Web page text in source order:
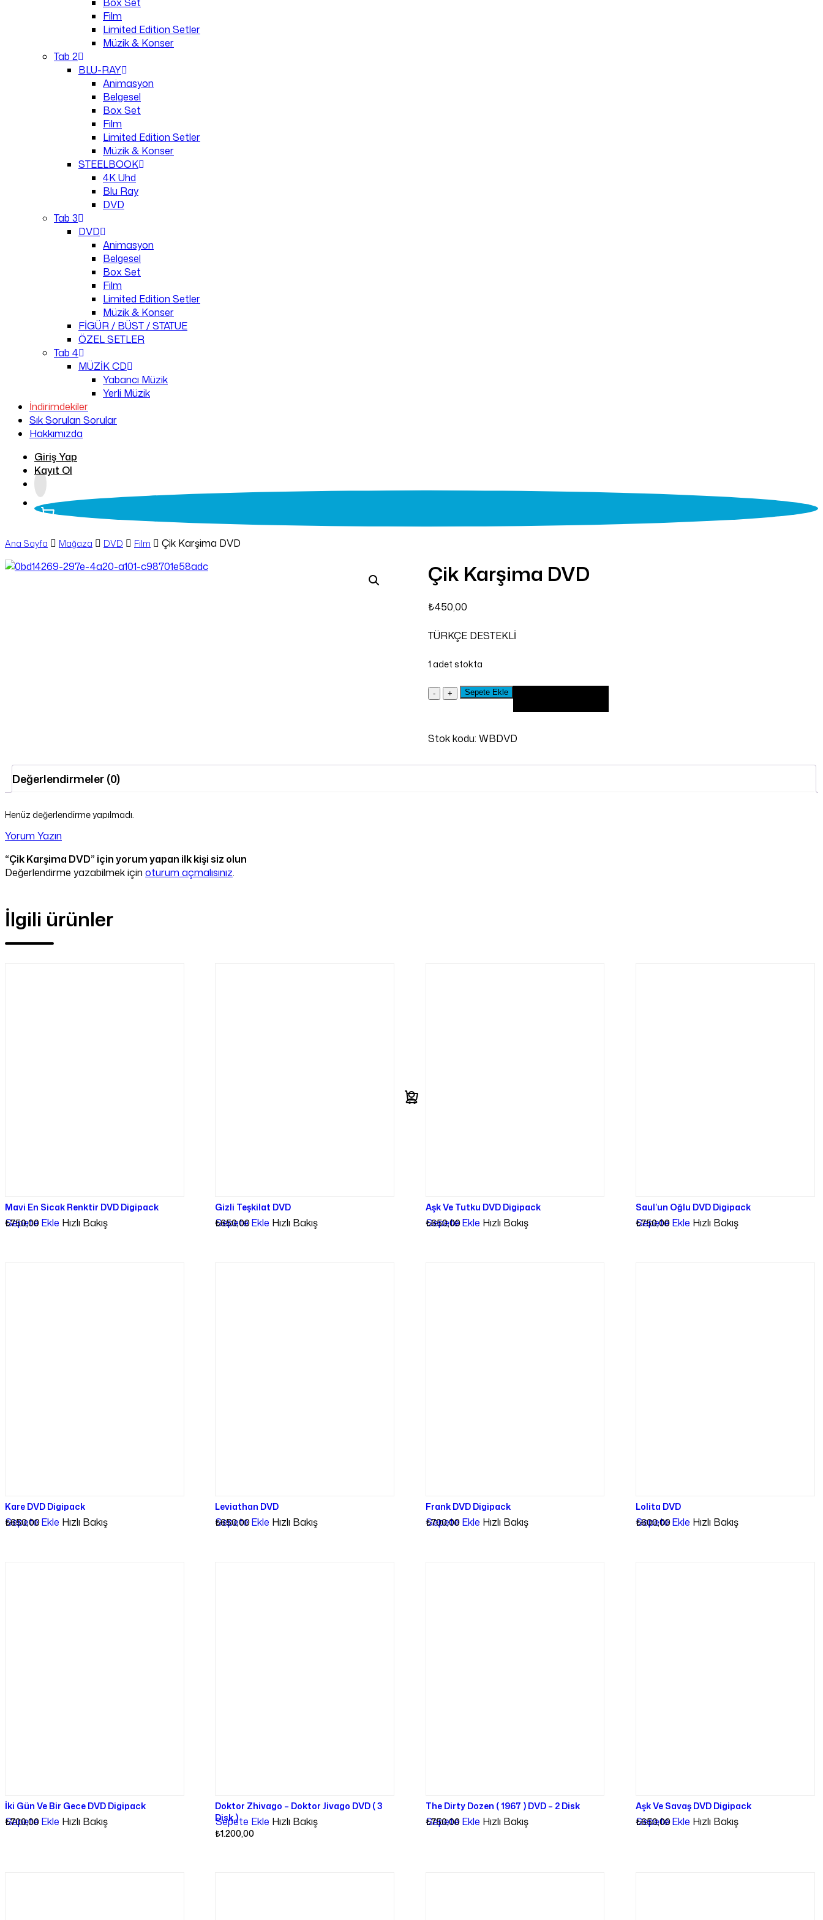
Film
Limited Edition Setler
Müzik & Konser
Tab 2
BLU-RAY
Animasyon
Belgesel
Box Set
Film
Limited Edition Setler
Müzik & Konser
STEELBOOK
4K Uhd
Blu Ray
DVD
Tab 3
DVD
Animasyon
Belgesel
Box Set
Film
Limited Edition Setler
Müzik & Konser
FİGÜR / BÜST / STATUE
ÖZEL SETLER
Tab 4
MÜZİK CD
Yabancı Müzik
Yerli Müzik
İndirimdekiler
Sık Sorulan Sorular
Hakkımızda
Giriş Yap
Kayıt Ol
Ana Sayfa Mağaza DVD Film Çik Karşima DVD
Çik Karşima DVD
₺450,00
TÜRKÇE DESTEKLİ
1 adet stokta
Çik
adet
Sepete Ekle
Stok kodu: WBDVD
Değerlendirmeler (0)
Henüz değerlendirme yapılmadı.
Yorum Yazın
“Çik Karşima DVD” için yorum yapan ilk kişi siz olun
Değerlendirme yazabilmek için oturum açmalısınız.
İlgili ürünler
Sepete Ekle Hızlı Bakış
Mavi En Sicak Renktir DVD Digipack
₺750,00 Sepete Ekle Hızlı Bakış
Gizli Teşkilat DVD
₺650,00 Sepete Ekle Hızlı Bakış
Aşk Ve Tutku DVD Digipack
₺650,00 Sepete Ekle Hızlı Bakış
Saul’un Oğlu DVD Digipack
₺750,00
Sepete Ekle Hızlı Bakış
Kare DVD Digipack
₺650,00 Sepete Ekle Hızlı Bakış
Leviathan DVD
₺650,00 Sepete Ekle Hızlı Bakış
Frank DVD Digipack
₺700,00 Sepete Ekle Hızlı Bakış
Lolita DVD
₺600,00
Sepete Ekle Hızlı Bakış
İki Gün Ve Bir Gece DVD Digipack
₺700,00 Sepete Ekle Hızlı Bakış
Doktor Zhivago – Doktor Jivago DVD ( 3
Disk )
₺1.200,00
Sepete Ekle Hızlı Bakış
The Dirty Dozen ( 1967 ) DVD – 2 Disk
₺750,00 Sepete Ekle Hızlı Bakış
Aşk Ve Savaş DVD Digipack
₺650,00